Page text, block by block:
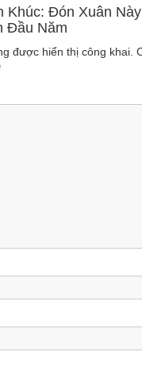
Khúc: Đón Xuân
Đầu Năm
được hiển thị công khai.